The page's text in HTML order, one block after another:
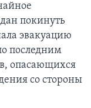
покинуть
эвакуацию
последним
опасающихся
со стороны